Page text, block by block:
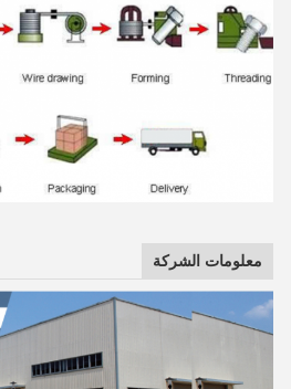
معلومات الشركة